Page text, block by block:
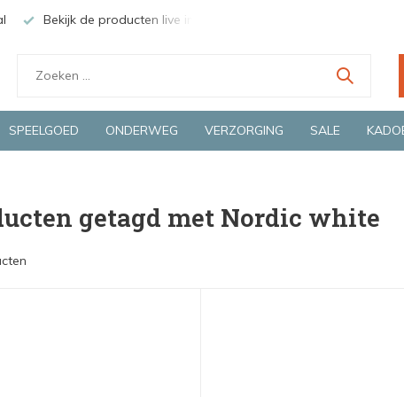
Bekijk de producten live in onze winkel in Deventer
SPEELGOED ONDERWEG VERZORGING SALE
getagd met Nordic white